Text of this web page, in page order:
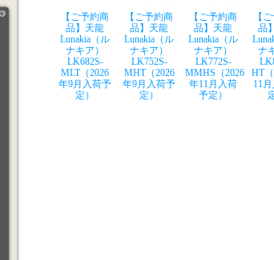
【ご予約商
品】天龍
Lunakia（ル
ナキア）
LK682S-
MLT（2026
年9月入荷予
定）
【ご予約商
品】天龍
Lunakia（ル
ナキア）
LK752S-
MHT（2026
年9月入荷予
定）
【ご予約商
品】天龍
Lunakia（ル
ナキア）
LK772S-
MMHS（2026
年11月入荷
予定）
【
品
ナ
HT
11